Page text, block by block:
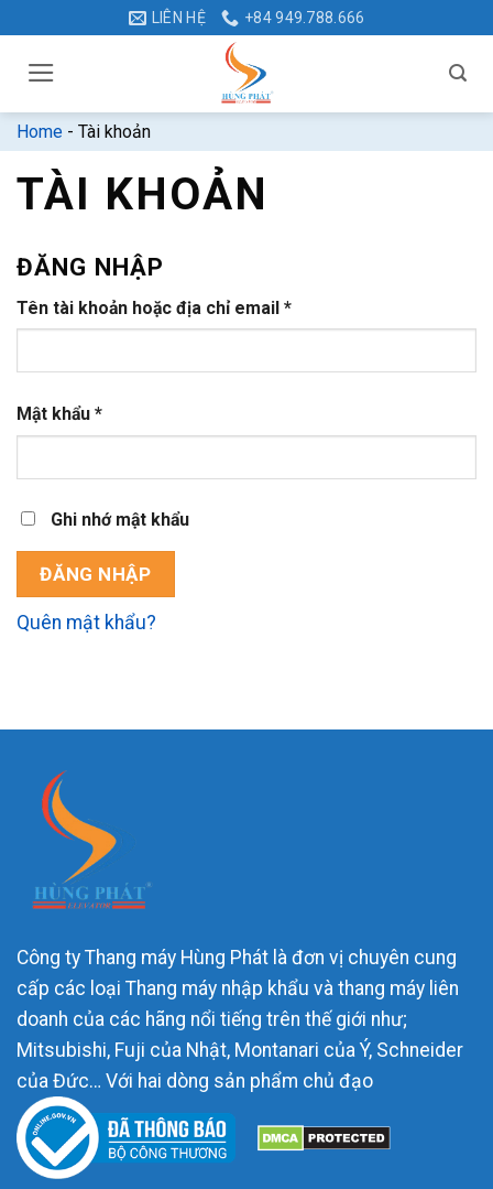
dung
LIÊN HỆ +84 949.788.666
Home - Tài khoản
TÀI KHOẢN
ĐĂNG NHẬP
Tên tài khoản hoặc địa chỉ email *Bắt
buộc
Mật khẩu *Bắt
buộc
Ghi nhớ mật khẩu
ĐĂNG NHẬP
Quên mật khẩu?
Công ty Thang máy Hùng Phát là đơn vị chuyên cung
cấp các loại Thang máy nhập khẩu và thang máy liên
doanh của các hãng nổi tiếng trên thế giới như;
Mitsubishi, Fuji của Nhật, Montanari của Ý, Schneider
của Đức… Với hai dòng sản phẩm chủ đạo